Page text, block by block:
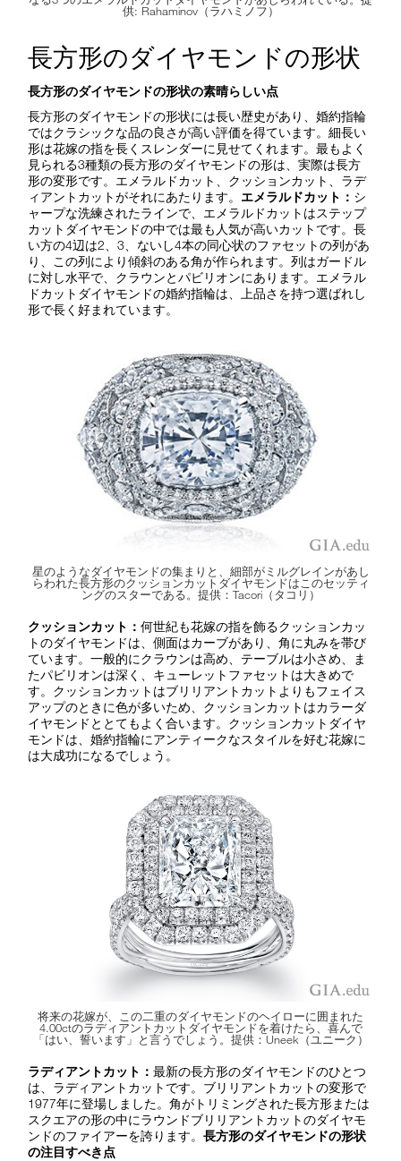
供: Rahaminov（ラハミノフ）
長方形のダイヤモンドの形状
長方形のダイヤモンドの形状の素晴らしい点
長方形のダイヤモンドの形状には長い歴史があり、婚約指輪
ではクラシックな品の良さが高い評価を得ています。細長い
形は花嫁の指を長くスレンダーに見せてくれます。最もよく
見られる3種類の長方形のダイヤモンドの形は、実際は長方
形の変形です。エメラルドカット、クッションカット、ラデ
ィアントカットがそれにあたります。 エメラルドカット： シ
ャープな洗練されたラインで、エメラルドカットはステップ
カットダイヤモンドの中では最も人気が高いカットです。長
い方の4辺は2、3、ないし4本の同心状のファセットの列があ
り、この列により傾斜のある角が作られます。列はガードル
に対し水平で、クラウンとパビリオンにあります。エメラル
ドカットダイヤモンドの婚約指輪は、上品さを持つ選ばれし
形で長く好まれています。
星のようなダイヤモンドの集まりと、細部がミルグレインがあし
らわれた長方形のクッションカットダイヤモンドはこのセッティ
ングのスターである。提供：Tacori（タコリ）
クッションカット：何世紀も花嫁の指を飾るクッションカッ
トのダイヤモンドは、側面はカーブがあり、角に丸みを帯び
ています。一般的にクラウンは高め、テーブルは小さめ、ま
たパビリオンは深く、キューレットファセットは大きめで
す。クッションカットはブリリアントカットよりもフェイス
アップのときに色が多いため、クッションカットはカラーダ
イヤモンドととてもよく合います。クッションカットダイヤ
モンドは、婚約指輪にアンティークなスタイルを好む花嫁に
は大成功になるでしょう。
将来の花嫁が、この二重のダイヤモンドのヘイローに囲まれた
4.00ctのラディアントカットダイヤモンドを着けたら、喜んで
「はい、誓います」と言うでしょう。提供：Uneek（ユニーク）
ラディアントカット：最新の長方形のダイヤモンドのひとつ
は、ラディアントカットです。ブリリアントカットの変形で
1977年に登場しました。角がトリミングされた長方形または
スクエアの形の中にラウンドブリリアントカットのダイヤモ
ンドのファイアーを誇ります。長方形のダイヤモンドの形状
の注目すべき点